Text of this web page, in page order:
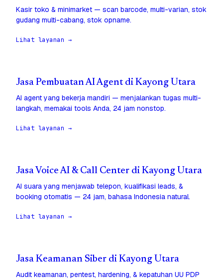
Kasir toko & minimarket — scan barcode, multi-varian, stok
gudang multi-cabang, stok opname.
Lihat layanan →
Jasa Pembuatan AI Agent di Kayong Utara
AI agent yang bekerja mandiri — menjalankan tugas multi-
langkah, memakai tools Anda, 24 jam nonstop.
Lihat layanan →
Jasa Voice AI & Call Center di Kayong Utara
AI suara yang menjawab telepon, kualifikasi leads, &
booking otomatis — 24 jam, bahasa Indonesia natural.
Lihat layanan →
Jasa Keamanan Siber di Kayong Utara
Audit keamanan, pentest, hardening, & kepatuhan UU PDP